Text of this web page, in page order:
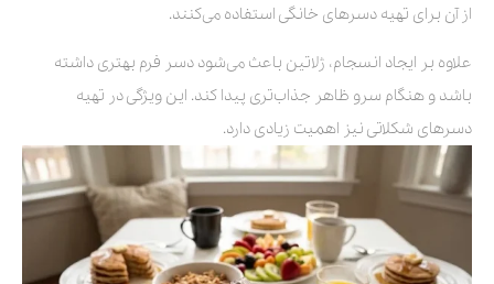
از آن برای تهیه دسرهای خانگی استفاده می‌کنند.
علاوه بر ایجاد انسجام، ژلاتین باعث می‌شود دسر فرم بهتری داشته
باشد و هنگام سرو ظاهر جذاب‌تری پیدا کند. این ویژگی در تهیه
دسرهای شکلاتی نیز اهمیت زیادی دارد.